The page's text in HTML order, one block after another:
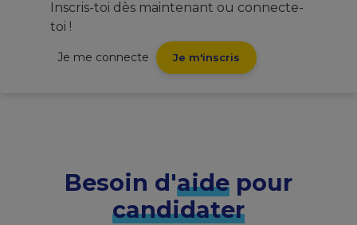
Inscris-toi dès maintenant ou connecte-
toi !
Je me connecte Je m'inscris
Besoin d'aide pour
candidater